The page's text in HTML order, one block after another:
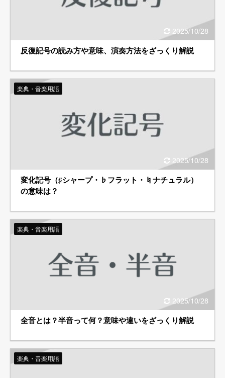
2025/10/28
反復記号の読み方や意味、演奏方法をざっくり解説
2025/10/28
楽典・音楽用語
変化記号（♯シャープ・♭フラット・♮ナチュラル）
の意味は？
2025/10/28
楽典・音楽用語
全音とは？半音って何？意味や違いをざっくり解説
楽典・音楽用語